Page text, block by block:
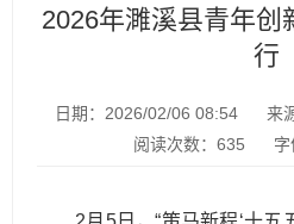
2026年濉溪县青年创
行
日期：2026/02/06 08:54 来
阅读次数：635